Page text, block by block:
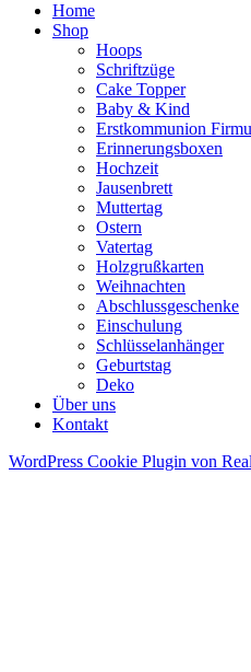
Home
Shop
Hoops
Schriftzüge
Cake Topper
Baby & Kind
Erstkommunion
Erinnerungsboxen
Hochzeit
Jausenbrett
Muttertag
Ostern
Vatertag
Holzgrußkarten
Weihnachten
Abschlussgeschenke
Einschulung
Schlüsselanhänger
Geburtstag
Deko
Über uns
Kontakt
WordPress Cookie Plugin von